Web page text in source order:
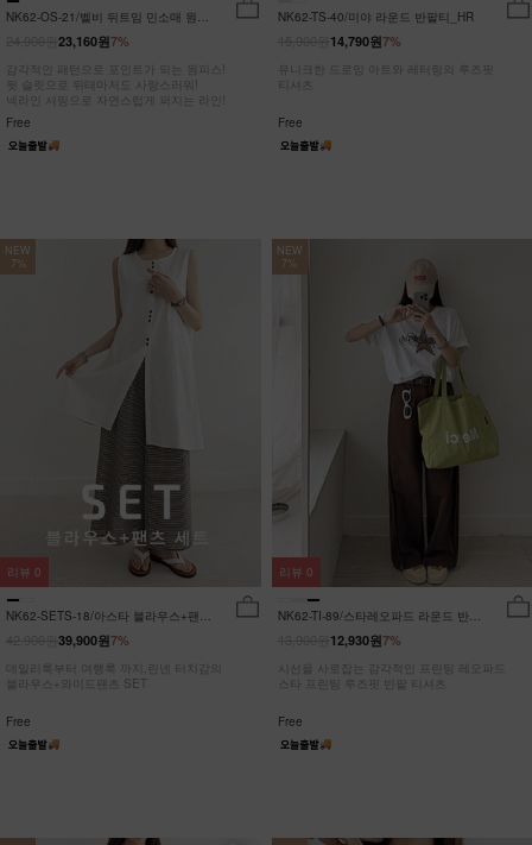
NK62-OS-21/벨비 뒤트임 민소매 원피
7%
23,160원
감각적인 패턴으로 포인트가 되는 원피스!
뒷 슬릿으로 뒤태마저도 사랑스러워!
넥라인 셔링으로 자연스럽게 퍼지는 라인!
Free
NK62-TS-40/미야 라운드 반팔티_HR
7%
14,790원
유니크한 드로잉 아트와 레터링의 루즈핏
티셔츠
Free
NEW
7%
NK62-SETS-18/아스타 블라우스+팬츠
7%
39,900원
데일리룩부터 여행룩 까지,린넨 터치감의
블라우스+와이드팬츠 SET
Free
리뷰 0
NEW
7%
NK62-TI-89/스타레오파드 라운드 반팔
7%
12,930원
시선을 사로잡는 감각적인 프린팅 레오파드
스타 프린팅 루즈핏 반팔 티셔츠
Free
리뷰 0